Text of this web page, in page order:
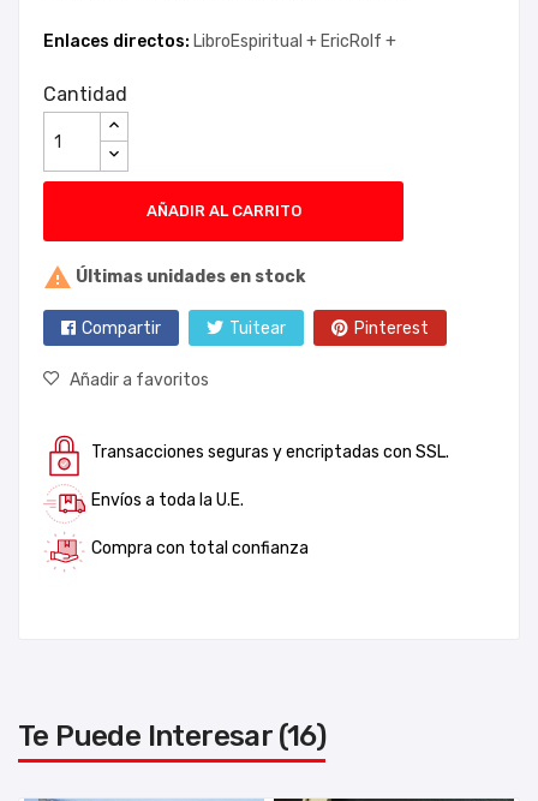
Enlaces directos: LibroEspiritual + EricRolf +
Cantidad
AÑADIR AL CARRITO
 Últimas unidades en stock
Compartir Tuitear Pinterest
Añadir a favoritos
Transacciones seguras y encriptadas con SSL.
Envíos a toda la U.E.
Compra con total confianza
Te Puede Interesar (16)